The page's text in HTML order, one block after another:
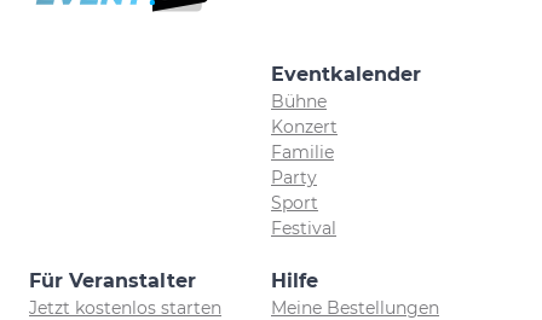
Eventkalender
Bühne
Konzert
Familie
Party
Sport
Festival
Für Veranstalter
Jetzt kostenlos starten
Hilfe
Meine Bestellungen